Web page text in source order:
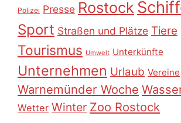
Polizei Presse Rostock
Sport Straßen und Plätze Tiere
Tourismus Umwelt Unterkünfte
Unternehmen Urlaub Vereine
Warnemünder Woche
Wetter Winter Zoo Rostock